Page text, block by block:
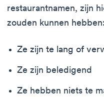
restaurantnamen, zijn
zouden kunnen
Ze zijn te lang of
Ze zijn beledigend
Ze hebben niets te